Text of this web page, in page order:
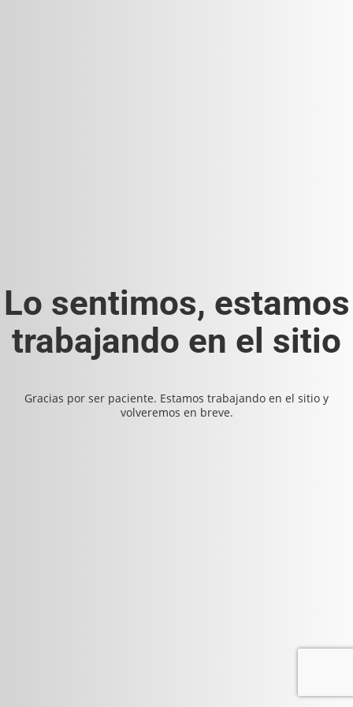
Lo sentimos, estamos
trabajando en el sitio
Gracias por ser paciente. Estamos trabajando en el sitio y
volveremos en breve.